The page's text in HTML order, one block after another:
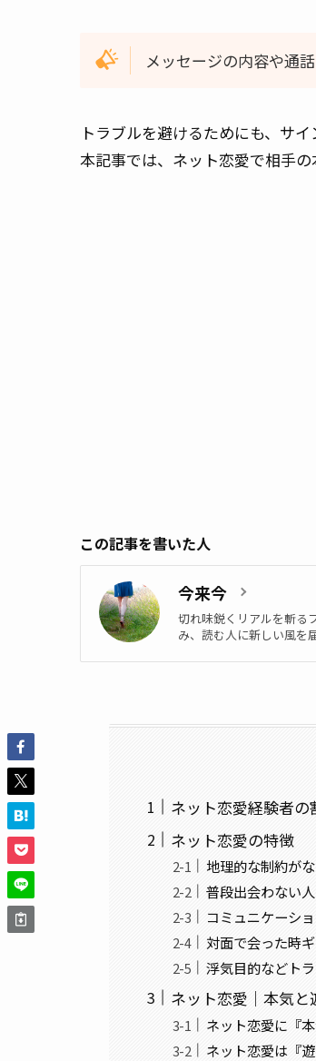
メッセージの内容や通
トラブルを避けるためにも、サ
本記事では、ネット恋愛で相手の
この記事を書いた人
今来今
切れ味鋭くリアルを斬る
み、読む人に新しい風を
ネット恋愛経験者の
ネット恋愛の特徴
地理的な制約が
普段出会わない
コミュニケーシ
対面で会った時
浮気目的などト
ネット恋愛｜本気
ネット恋愛に『
ネット恋愛は『